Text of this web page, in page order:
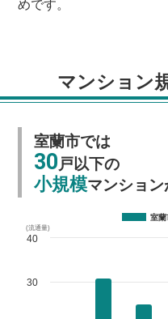
めです。
マンション
室蘭市では
30戸以下の
小規模マンショ
(流通量)
室
30
40